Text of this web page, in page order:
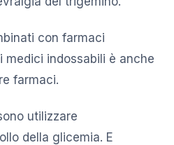
con farmaci
indossabili è anche
farmaci.
utilizzare
della glicemia. E